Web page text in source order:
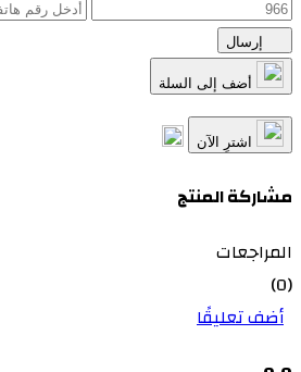
اشترِ الآن
مشاركة المنتج
المراجعات
(0)
أضف تعليقًا